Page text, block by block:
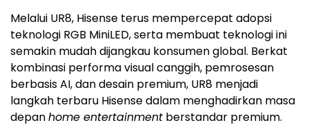
Melalui UR8, Hisense terus mempercepat adopsi
teknologi RGB MiniLED, serta membuat teknologi ini
semakin mudah dijangkau konsumen global. Berkat
kombinasi performa visual canggih, pemrosesan
berbasis AI, dan desain premium, UR8 menjadi
langkah terbaru Hisense dalam menghadirkan masa
depanhome entertainment berstandar premium.